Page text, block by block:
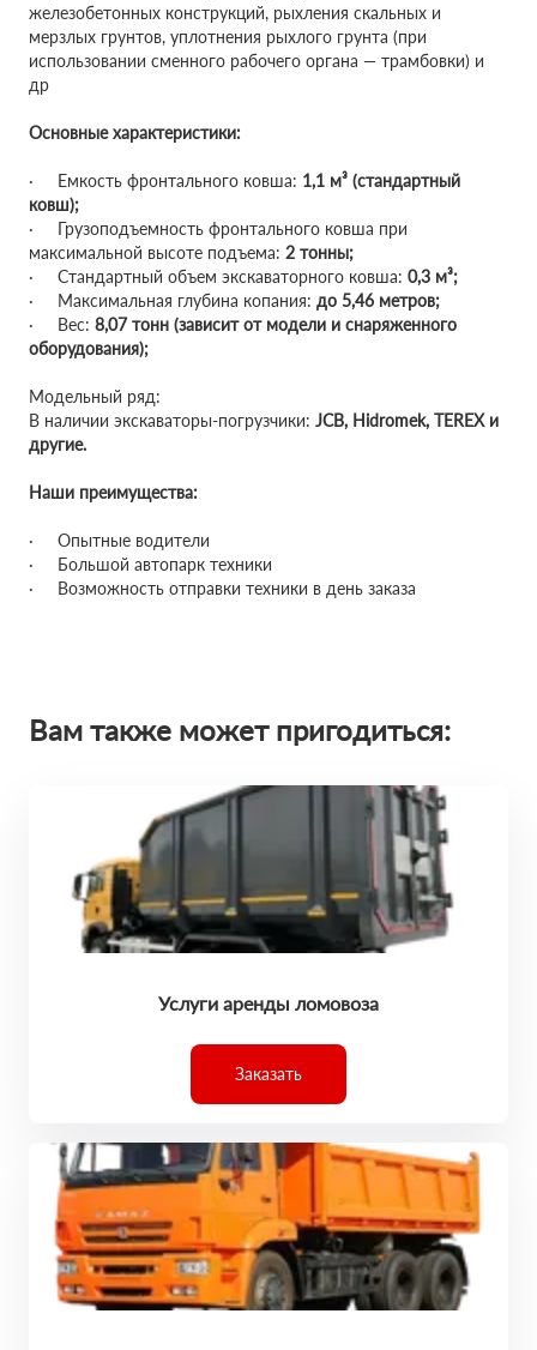
железобетонных конструкций, рыхления скальных и
мерзлых грунтов, уплотнения рыхлого грунта (при
использовании сменного рабочего органа — трамбовки) и
др
Основные характеристики:
· Емкость фронтального ковша: 1,1 м³ (стандартный
ковш);
· Грузоподъемность фронтального ковша при
максимальной высоте подъема: 2 тонны;
· Стандартный объем экскаваторного ковша: 0,3 м³;
· Максимальная глубина копания: до 5,46 метров;
· Вес: 8,07 тонн (зависит от модели и снаряженного
оборудования);
Модельный ряд:
В наличии экскаваторы-погрузчики: JCB, Hidromek, TEREX и
другие.
Наши преимущества:
· Опытные водители
· Большой автопарк техники
· Возможность отправки техники в день заказа
Вам также может пригодиться:
Услуги аренды ломовоза
Заказать